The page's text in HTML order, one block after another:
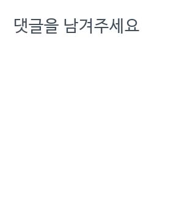
약 25년간 72조원의 순이익
을 올렸음에도 고용 규모는
댓글을 남겨주세요